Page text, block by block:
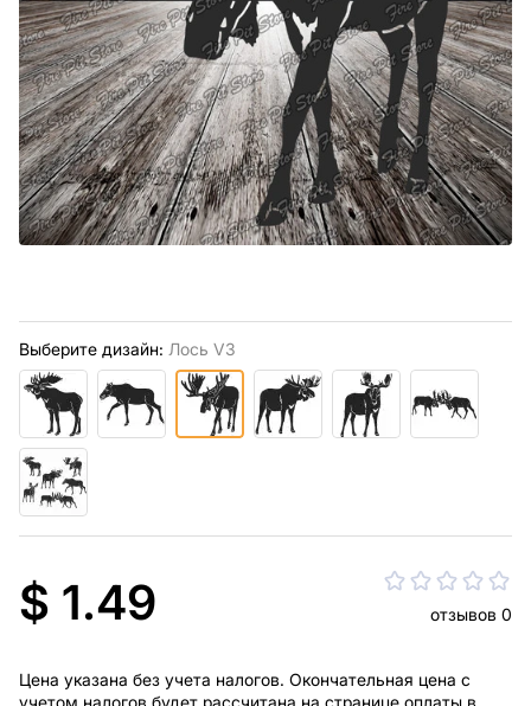
Выберите дизайн: Лось V3
$ 1.49 отзывов 0
Цена указана без учета налогов. Окончательная цена с
учетом налогов будет рассчитана на странице оплаты в